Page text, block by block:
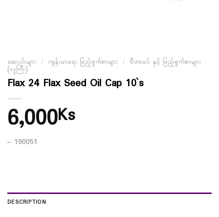
ဆေးဝါးများ / ကျန်းမာရေး ဖြည့်စွက်စာများ / ဗီတာမင် နှင့် ဖြည့်စွက်စာများ
(လူကြီး)
Flax 24 Flax Seed Oil Cap 10`s
6,000Ks
– 190051
DESCRIPTION